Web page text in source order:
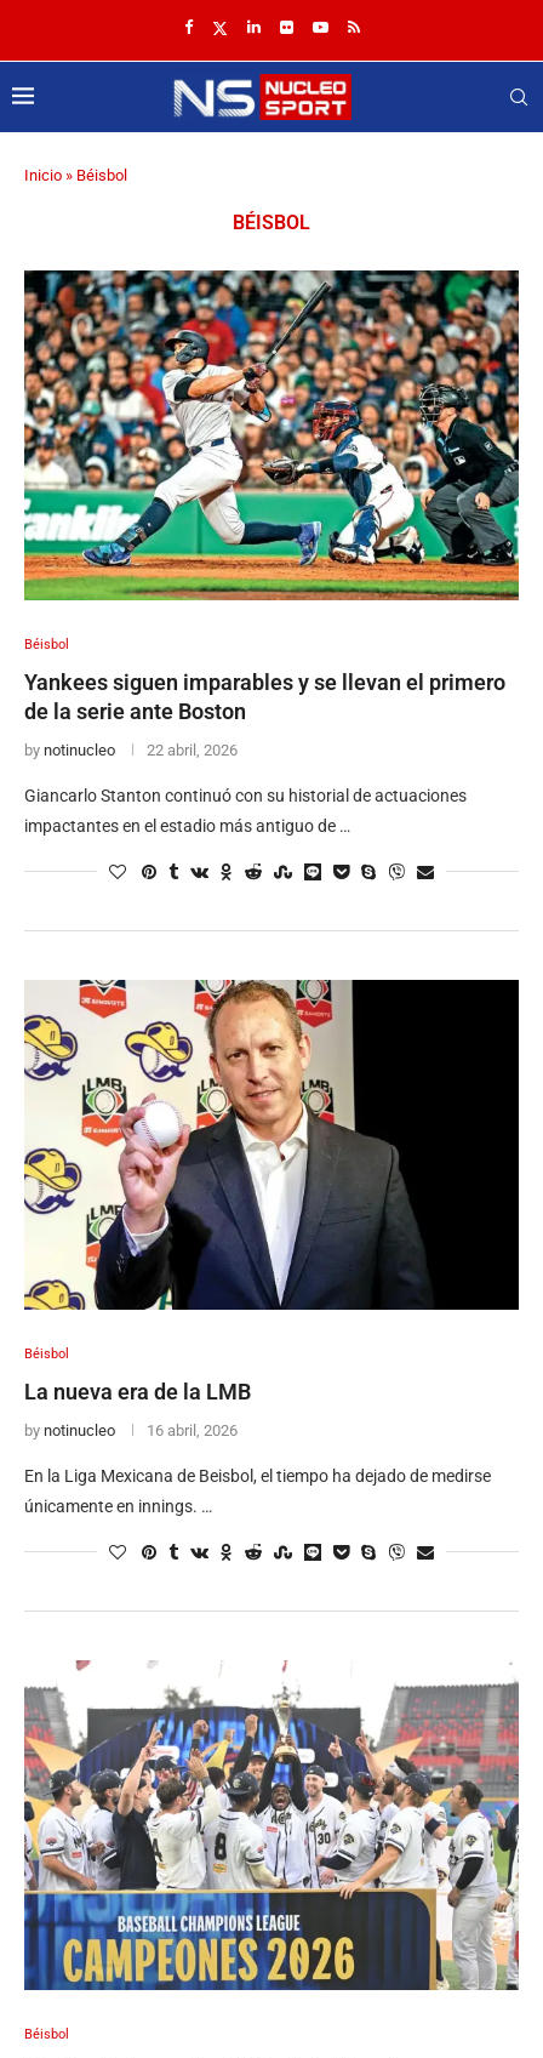
Inicio » Béisbol
BÉISBOL
Béisbol
Yankees siguen imparables y se llevan el primero
de la serie ante Boston
by notinucleo 22 abril, 2026
Giancarlo Stanton continuó con su historial de actuaciones
impactantes en el estadio más antiguo de …
Béisbol
La nueva era de la LMB
by notinucleo 16 abril, 2026
En la Liga Mexicana de Beisbol, el tiempo ha dejado de medirse
únicamente en innings. …
Béisbol